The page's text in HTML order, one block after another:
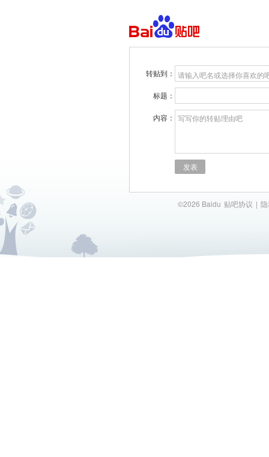
转贴到： 请输入吧名或选择你喜欢的
标题：
内容： 写写你的转贴理由吧
发表
©2026 Baidu 贴吧协议 |